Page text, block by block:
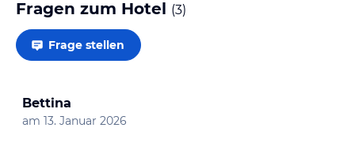
Fragen zum Hotel (3)
Frage stellen
Bettina
am 13. Januar 2026